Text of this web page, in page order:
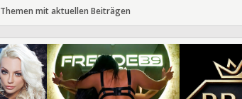
Themen mit aktuellen Beiträgen